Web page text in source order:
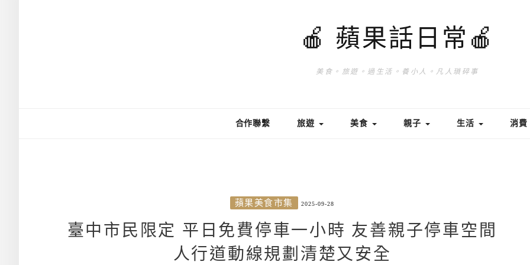
🍎 蘋果話日常🍎
美食。旅遊。過生活。養小人。凡人瑣碎事
合作聯繫 旅遊 美食 親子 生活 消費
蘋果美食市集 2025-09-28
臺中市民限定 平日免費停車一小時 友善親子停車空間
人行道動線規劃清楚又安全